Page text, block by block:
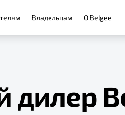
Владельцам О Belgee